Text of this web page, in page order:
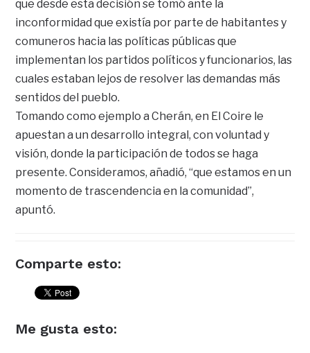
que desde esta decisión se tomó ante la
inconformidad que existía por parte de habitantes y
comuneros hacia las políticas públicas que
implementan los partidos políticos y funcionarios, las
cuales estaban lejos de resolver las demandas más
sentidos del pueblo.
Tomando como ejemplo a Cherán, en El Coire le
apuestan a un desarrollo integral, con voluntad y
visión, donde la participación de todos se haga
presente. Consideramos, añadió, “que estamos en un
momento de trascendencia en la comunidad”,
apuntó.
Comparte esto:
Me gusta esto: